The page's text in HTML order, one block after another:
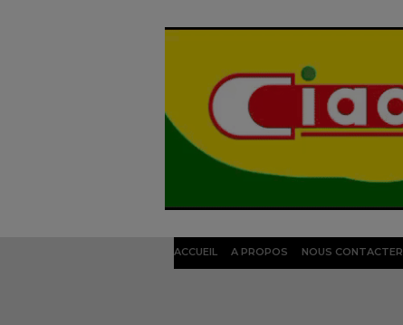
ACCUEIL A PROPOS NOUS CONTACTER